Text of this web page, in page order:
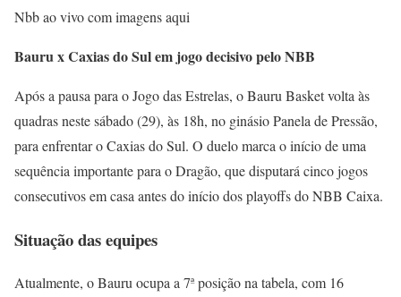
Nbb ao vivo com imagens aqui
Bauru x Caxias do Sul em jogo decisivo pelo NBB
Após a pausa para o Jogo das Estrelas, o Bauru Basket volta às
quadras neste sábado (29), às 18h, no ginásio Panela de Pressão,
para enfrentar o Caxias do Sul. O duelo marca o início de uma
sequência importante para o Dragão, que disputará cinco jogos
consecutivos em casa antes do início dos playoffs do NBB Caixa.
Situação das equipes
Atualmente, o Bauru ocupa a 7ª posição na tabela, com 16